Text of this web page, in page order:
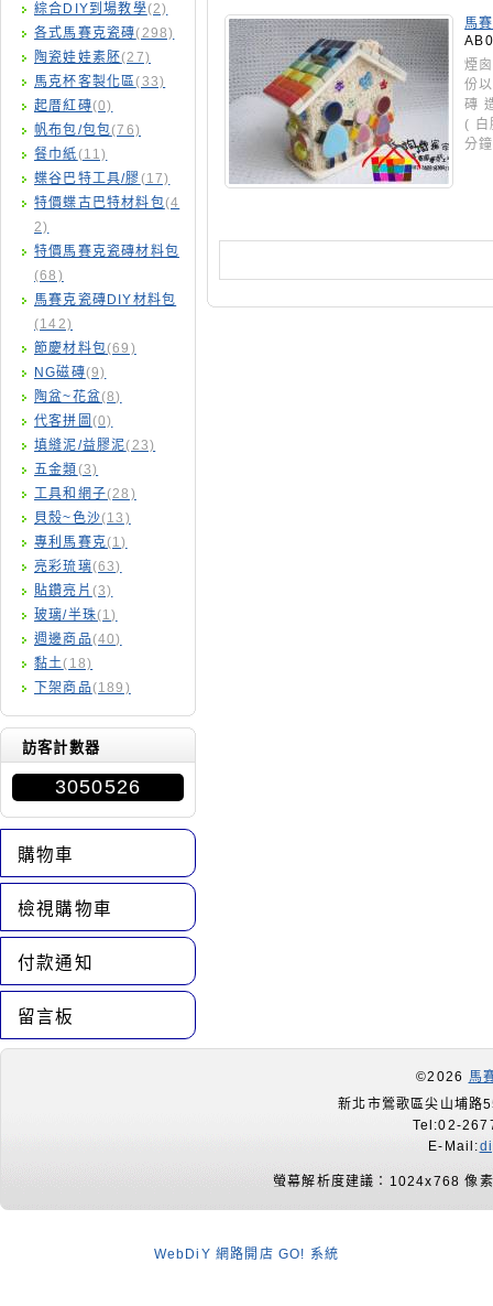
綜合DIY到場教學(2)
各式馬賽克瓷磚(298)
陶瓷娃娃素胚(27)
馬克杯客製化區(33)
起厝紅磚(0)
帆布包/包包(76)
餐巾紙(11)
蝶谷巴特工具/膠(17)
特價蝶古巴特材料包(4
2)
特價馬賽克瓷磚材料包
(68)
馬賽克瓷磚DIY材料包
(142)
節慶材料包(69)
NG磁磚(9)
陶盆~花盆(8)
代客拼圖 (0)
填縫泥/益膠泥(23)
五金類 (3)
工具和網子(28)
貝殼~色沙(13)
專利馬賽克(1)
亮彩琉璃(63)
貼鑽亮片 (3)
玻璃/半珠(1)
週邊商品(40)
黏土(18)
下架商品(189)
訪客計數器
3050526
購物車
檢視購物車
付款通知
留言板
馬
煙
份
磚
( 白
分
©2026 馬
新北市鶯歌區尖山埔路
Tel:02-
E-Mail:
螢幕解析度建議：1024x768 像
WebDiY 網路開店 GO! 系統